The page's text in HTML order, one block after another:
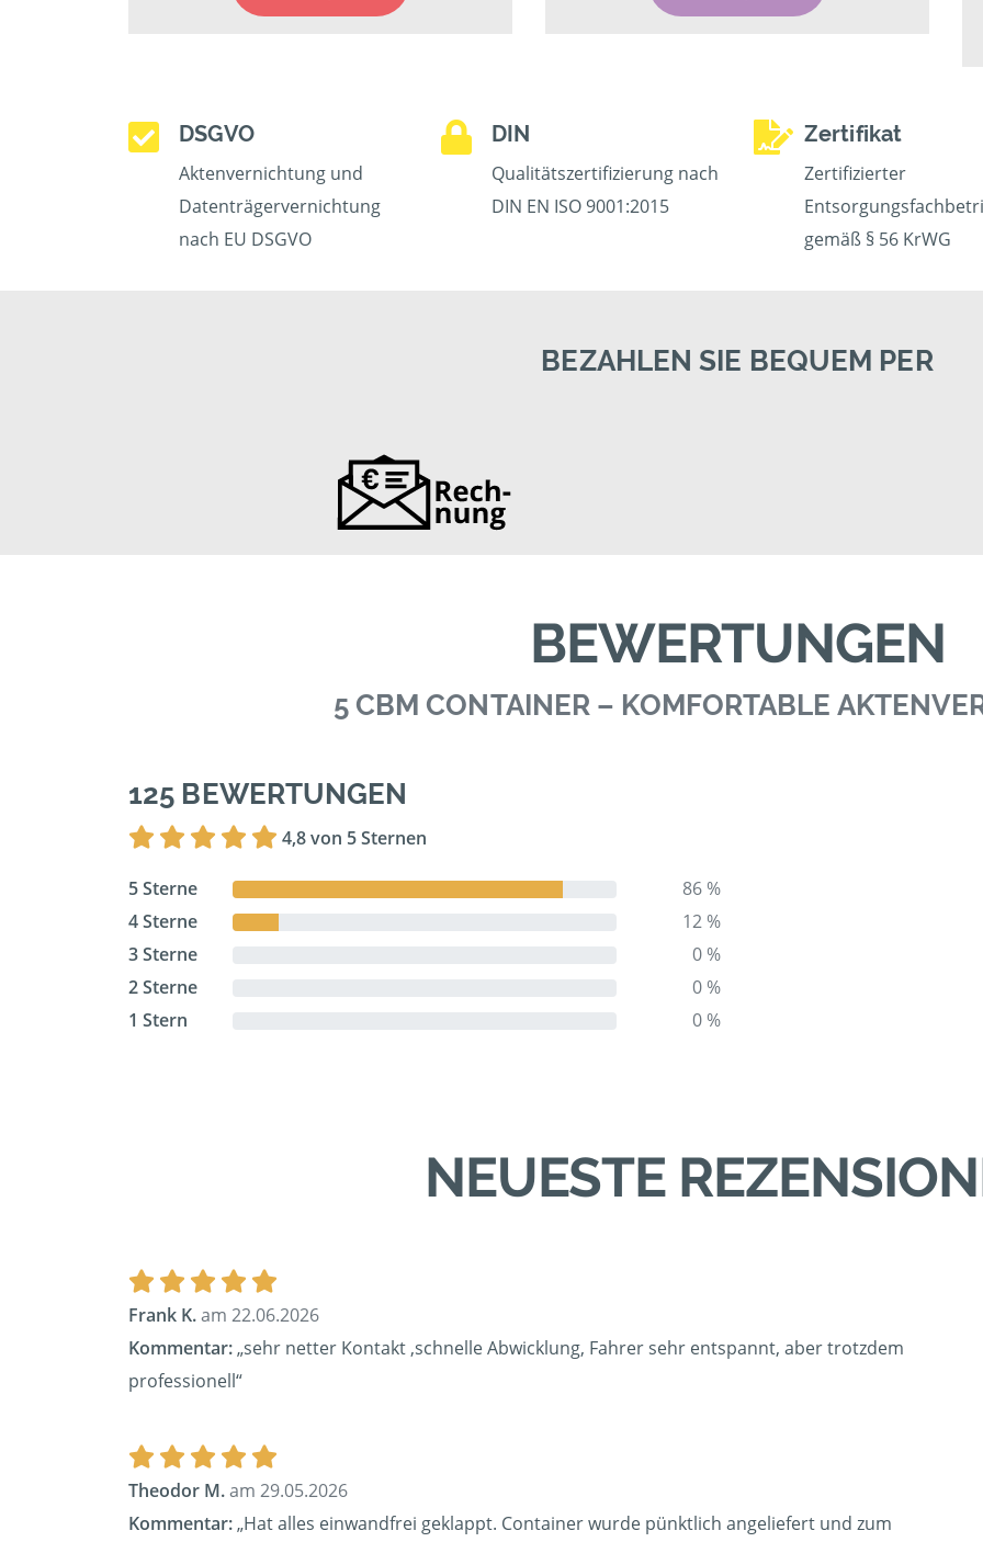
DSGVO
Aktenvernichtung und
Datenträgervernichtung
nach EU DSGVO
DIN
Qualitätszertifizierung nach
DIN EN ISO 9001:2015
Zertifikat
Zertifizierter
gemäß § 56 KrWG
BEZAHLEN SIE BEQUEM PER
BEWERTUNGEN
5 CBM CONTAINER – KOMFORTABLE
125 BEWERTUNGEN
4,8 von 5 Sternen
5 Sterne
86 %
4 Sterne
12 %
3 Sterne
0 %
2 Sterne
0 %
1 Stern
0 %
NEUESTE
Frank K.am 22.06.2026
Kommentar:„sehr netter Kontakt ,schnelle Abwicklung, Fahrer sehr entspannt, aber trotzdem
professionell“
Theodor M.am 29.05.2026
Kommentar:„Hat alles einwandfrei geklappt. Container wurde pünktlich angeliefert und zum